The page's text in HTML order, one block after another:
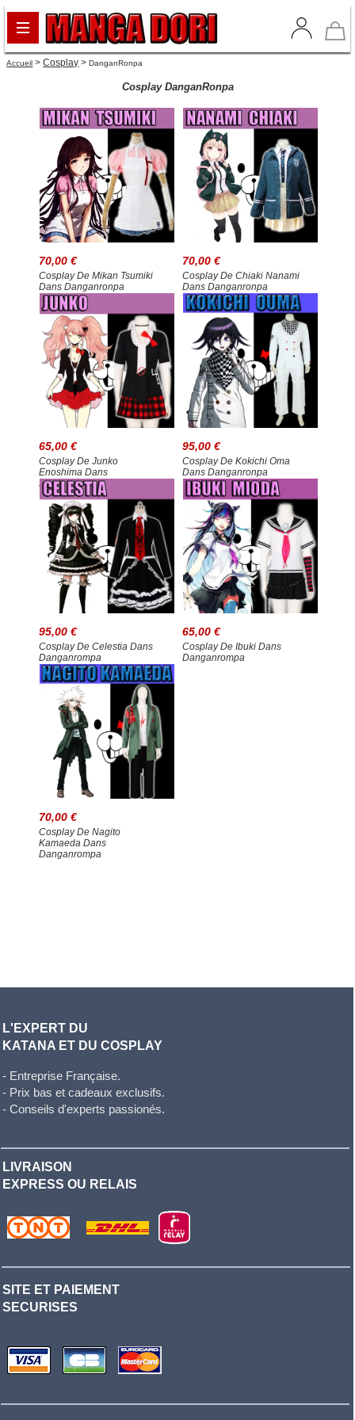
Accueil >Cosplay >DanganRonpa
Cosplay DanganRonpa
70,00 €
Cosplay De Mikan Tsumiki
Dans Danganronpa
70,00 €
Cosplay De Chiaki Nanami
Dans Danganronpa
65,00 €
Cosplay De Junko
Enoshima Dans
Danganronpa
95,00 €
Cosplay De Kokichi Oma
Dans Danganronpa
95,00 €
Cosplay De Celestia Dans
Danganrompa
65,00 €
Cosplay De Ibuki Dans
Danganrompa
70,00 €
Cosplay De Nagito
Kamaeda Dans
Danganrompa
L'EXPERT DU
KATANA ET DU COSPLAY
- Entreprise Française.
- Prix bas et cadeaux exclusifs.
- Conseils d'experts passionés.
LIVRAISON
EXPRESS OU RELAIS
SITE ET PAIEMENT
SECURISES